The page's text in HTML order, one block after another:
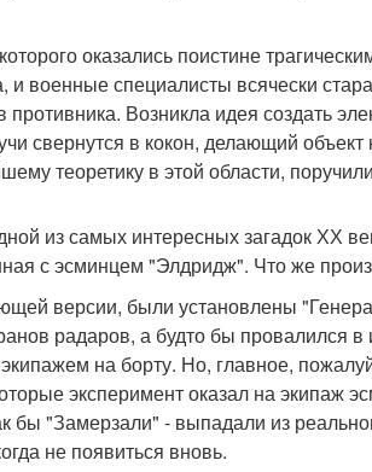
оказались поистине
военные специалисты всячески
Возникла идея создать
свернутся в кокон, делающий
теоретику в этой области,
из самых интересных загадок ХХ
с эсминцем "Элдридж". Что же
версии, были установлены
радаров, а будто бы провалился
на борту. Но, главное,
эксперимент оказал на экипаж
бы "Замерзали" - выпадали из
не появиться вновь.